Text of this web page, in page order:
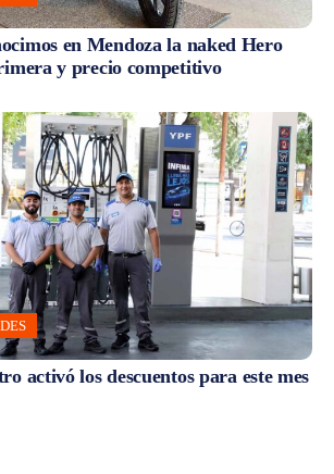
en Mendoza la naked Hero
y precio competitivo
activó los descuentos para este mes